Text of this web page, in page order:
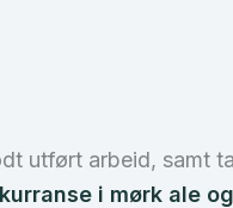
utført arbeid, samt
i mørk ale